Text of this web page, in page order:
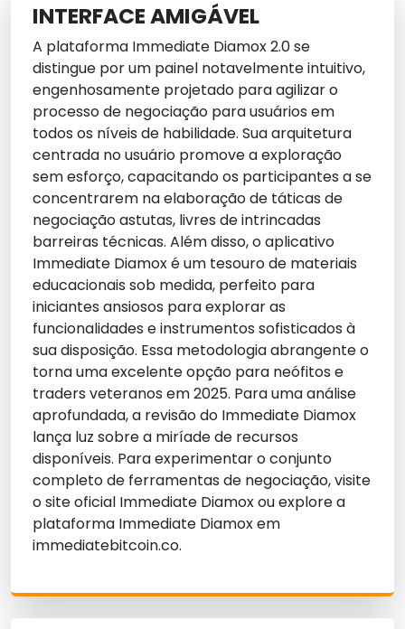
INTERFACE AMIGÁVEL
A plataforma Immediate Diamox 2.0 se
distingue por um painel notavelmente intuitivo,
engenhosamente projetado para agilizar o
processo de negociação para usuários em
todos os níveis de habilidade. Sua arquitetura
centrada no usuário promove a exploração
sem esforço, capacitando os participantes a se
concentrarem na elaboração de táticas de
negociação astutas, livres de intrincadas
barreiras técnicas. Além disso, o aplicativo
Immediate Diamox é um tesouro de materiais
educacionais sob medida, perfeito para
iniciantes ansiosos para explorar as
funcionalidades e instrumentos sofisticados à
sua disposição. Essa metodologia abrangente o
torna uma excelente opção para neófitos e
traders veteranos em 2025. Para uma análise
aprofundada, a revisão do Immediate Diamox
lança luz sobre a miríade de recursos
disponíveis. Para experimentar o conjunto
completo de ferramentas de negociação, visite
o site oficial Immediate Diamox ou explore a
plataforma Immediate Diamox em
immediatebitcoin.co.